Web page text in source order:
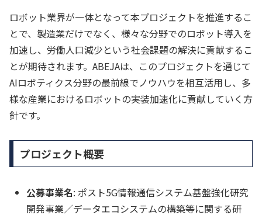
ロボット業界が一体となって本プロジェクトを推進するこ
とで、製造業だけでなく、様々な分野でのロボット導入を
加速し、労働人口減少という社会課題の解決に貢献するこ
とが期待されます。ABEJAは、このプロジェクトを通じて
AIロボティクス分野の最前線でノウハウを相互活用し、多
様な産業におけるロボットの実装加速化に貢献していく方
針です。
プロジェクト概要
公募事業名: ポスト5G情報通信システム基盤強化研究
開発事業／データエコシステムの構築等に関する研